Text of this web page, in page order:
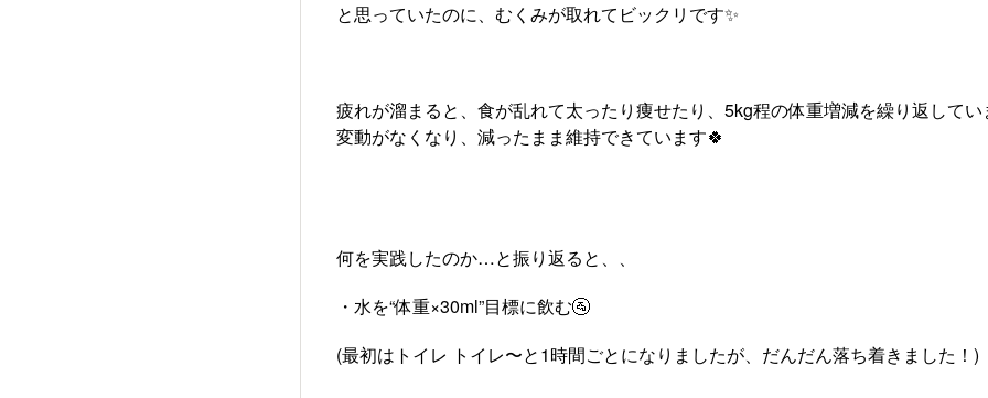
と思っていたのに、むくみが取れてビックリです✨
疲れが溜まると、食が乱れて太ったり痩せたり、5kg程の体重増減を繰り返して
変動がなくなり、減ったまま維持できています🍀
何を実践したのか…と振り返ると、、
・水を“体重×30ml”目標に飲む🚰
(最初はトイレ トイレ〜と1時間ごとになりましたが、だんだん落ち着きました！)